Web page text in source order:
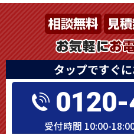
タップですぐ
受付時間 10:00-